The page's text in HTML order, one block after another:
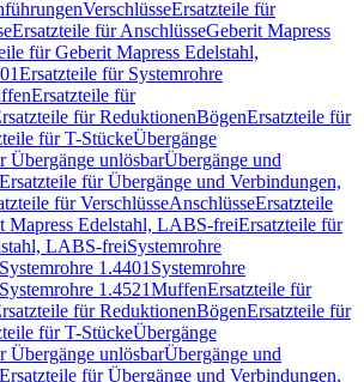
VerschlüsseErsatzteile für
Ersatzteile für AnschlüsseGeberit Mapress
für Geberit Mapress Edelstahl,
Ersatzteile für Systemrohre
Ersatzteile für
für ReduktionenBögenErsatzteile für
für T-StückeÜbergänge
Übergänge unlösbarÜbergänge und
Ersatzteile für Übergänge und Verbindungen,
für VerschlüsseAnschlüsseErsatzteile
Mapress Edelstahl, LABS-freiErsatzteile für
LABS-freiSystemrohre
1.4401 Systemrohre
1.4521MuffenErsatzteile für
für ReduktionenBögenErsatzteile für
für T-StückeÜbergänge
Übergänge unlösbarÜbergänge und
Ersatzteile für Übergänge und Verbindungen,